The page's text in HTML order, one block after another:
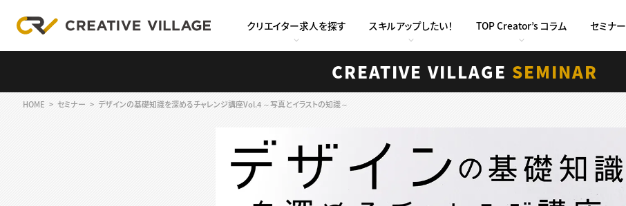
クリエイター求人を探す スキルアップしたい！ TOP Creator’s コラム セミナー
CREATIVE VILLAGE SEMINAR
HOME セミナー デザインの基礎知識を深めるチャレンジ講座Vol.4 ～写真とイラストの知識～